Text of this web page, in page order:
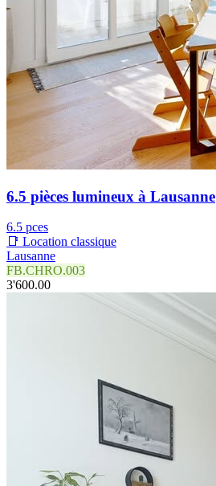
6.5 pièces lumineux à Lausanne
6.5 pces
📑 Location classique
Lausanne
FB.CHRO.003
3'600.00